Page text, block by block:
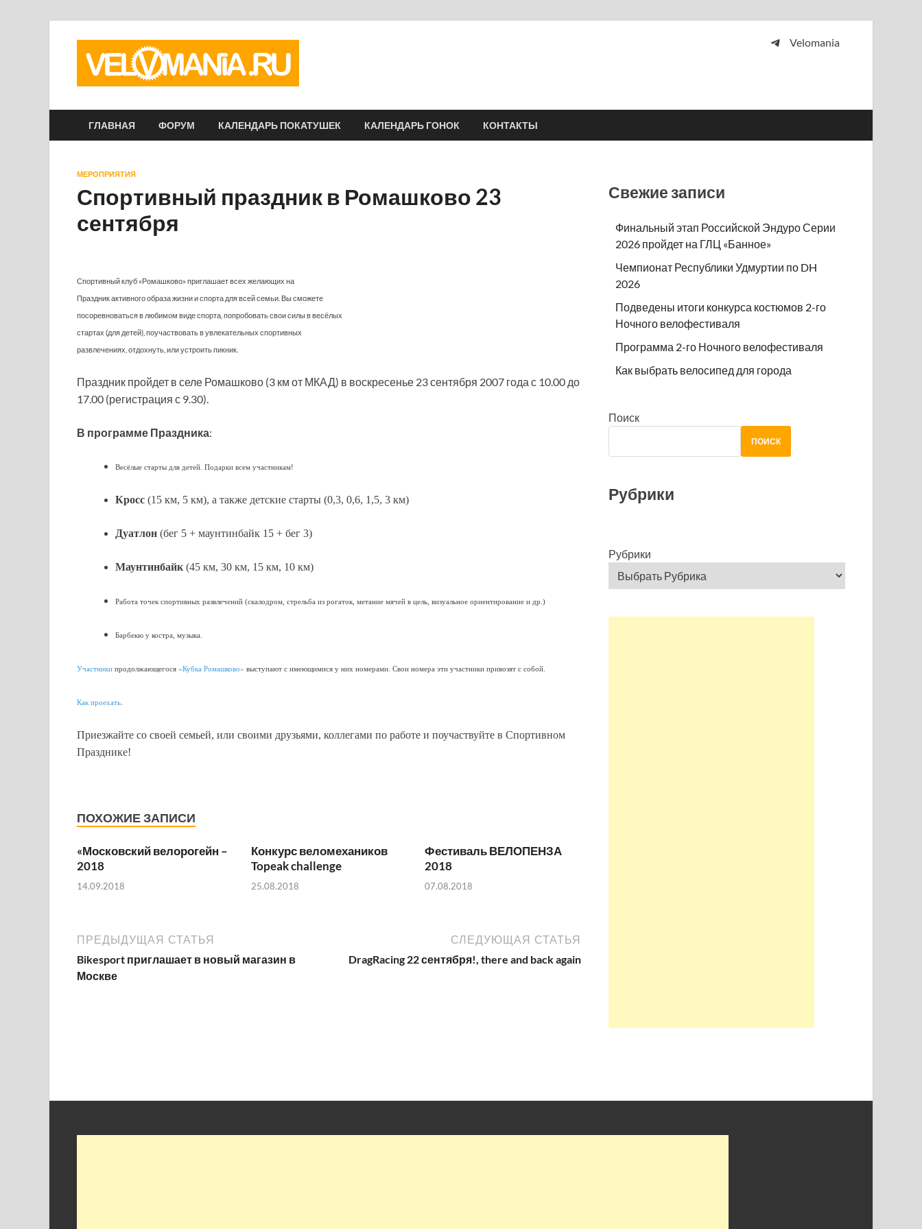
Velomania
ГЛАВНАЯ ФОРУМ КАЛЕНДАРЬ ПОКАТУШЕК КАЛЕНДАРЬ ГОНОК КОНТАКТЫ
МЕРОПРИЯТИЯ
Спортивный праздник в Ромашково 23
сентября
Спортивный клуб «Ромашково» приглашает всех желающих на
Праздник активного образа жизни и спорта для всей семьи. Вы сможете
посоревноваться в любимом виде спорта, попробовать свои силы в весёлых
стартах (для детей), поучаствовать в увлекательных спортивных
развлечениях, отдохнуть, или устроить пикник.
Праздник пройдет в селе Ромашково (3 км от МКАД) в воскресенье 23 сентября 2007 года с 10.00 до
17.00 (регистрация с 9.30).
В программе Праздника:
Весёлые старты для детей. Подарки всем участникам!
Кросс (15 км, 5 км), а также детские старты (0,3, 0,6, 1,5, 3 км)
Дуатлон (бег 5 + маунтинбайк 15 + бег 3)
Маунтинбайк (45 км, 30 км, 15 км, 10 км)
Работа точек спортивных развлечений (скалодром, стрельба из рогаток, метание мячей в цель, визуальное ориентирование и др.)
Барбекю у костра, музыка.
Участники продолжающегося «Кубка Ромашково» выступают с имеющимися у них номерами. Свои номера эти участники привозят с собой.
Как проехать
Приезжайте со своей семьей, или своими друзьями, коллегами по работе и поучаствуйте в Спортивном
Празднике!
ПОХОЖИЕ ЗАПИСИ
«Московский велорогейн –
2018
14.09.2018
Конкурс веломехаников
Topeak challenge
25.08.2018
Фестиваль ВЕЛОПЕНЗА
2018
07.08.2018
ПРЕДЫДУЩАЯ СТАТЬЯ
Bikesport приглашает в новый магазин в
Москве
СЛЕДУЮЩАЯ СТАТЬЯ
DragRacing 22 сентября!, there and back again
Свежие записи
Финальный этап Российской Эндуро Серии
2026 пройдет на ГЛЦ «Банное»
Чемпионат Республики Удмуртии по DH
2026
Подведены итоги конкурса костюмов 2-го
Ночного велофестиваля
Программа 2-го Ночного велофестиваля
Как выбрать велосипед для города
Поиск
ПОИСК
Рубрики
Рубрики